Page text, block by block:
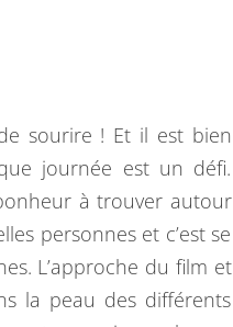
sourire ! Et il est bien
journée est un défi.
à trouver autour
personnes et c’est se
L’approche du film et
la peau des différents